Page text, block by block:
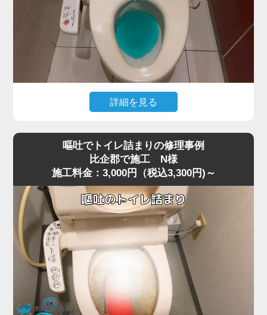
大量のペーパーによる詰まりは軽度に見えても、便器内部
の奥で固まっていることが多く、高圧ポンプのような専門
機材でないと解消が難しいケースが非常に多いです。
比企郡周辺でもシート詰まりのトラブルが増えています。
特に節水型トイレでは水量が少ないため、少し厚めのシー
トでも奥で丸まって団子状に固まりやすく、家庭用のラバ
ーカップではほとんど動かないケースが多いのが特徴で
今回の現場では、業務用の高圧ポンプを使用し、詰まりの
ある深い位置に圧力を段階的にかけて作業を行いました。
数回加圧すると、固まっていたシートの塊が崩れ、排水路
複数回の流しテストでも異常はなく、通常利用できる状態
お掃除シートは「流せる」と表記されていても、実際には
水に溶けず、トラブルの原因になりやすいため、便器に流
さずにゴミ箱へ捨てることが一番安全です。
詰まりや水位の異常が出た場合は無理に流さず、早めにご
相談いただくことをおすすめします。
詳細を見る
引かなくなりトイレが使えなくなったというご相談があり
現場で状況を確認すると、便器の内部で猫砂が固まり、排
水路を完全に塞いでいる状態でした。
最近は「流せる」と書かれた猫砂も販売されていますが、
実際には水に触れると急激に膨張したり、塊になったりす
るため、排水経路の奥で詰まりやすく、比企郡周辺でも同
様のトラブルが増えています。
特に節水型トイレでは水量が少ないため、砂の一部が奥で
固まると、ラバーカップや薬剤ではまったく効果が出ない
ケースが多いのが特徴です。
今回の現場では、表面的な処置では改善が見込めないた
嘔吐でトイレ詰まりの修理事例
比企郡で施工 N様
施工料金：3,000円（税込3,300円)～